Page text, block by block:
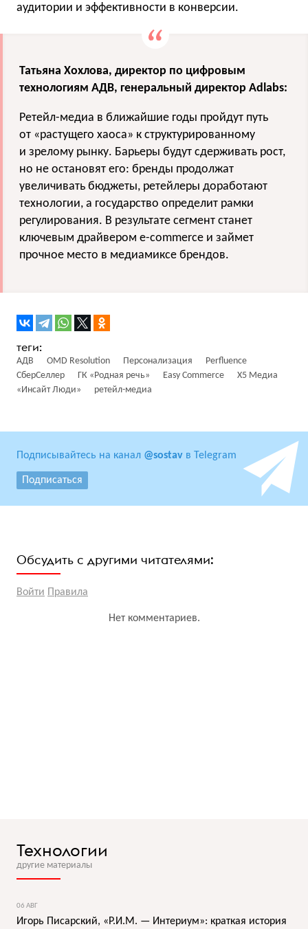
аудитории и эффективности в конверсии.
Татьяна Хохлова, директор по цифровым
технологиям АДВ, генеральный директор Adlabs:
Ретейл-медиа в ближайшие годы пройдут путь
от «растущего хаоса» к структурированному
и зрелому рынку. Барьеры будут сдерживать рост,
но не остановят его: бренды продолжат
увеличивать бюджеты, ретейлеры доработают
технологии, а государство определит рамки
регулирования. В результате сегмент станет
ключевым драйвером e-commerce и займет
прочное место в медиамиксе брендов.
АДВ OMD Resolution Персонализация
Perfluence
СберСеллер
ГК «Родная речь» Easy Commerce
X5 Медиа
«Инсайт Люди»
ретейл-медиа
Подписывайтесь на канал @sostav в Telegram
Подписаться
Обсудить с другими читателями:
Войти Правила
Нет комментариев.
Технологии
другие материалы
06 АВГ
Игорь Писарский, «Р.И.М. — Интериум»: краткая история